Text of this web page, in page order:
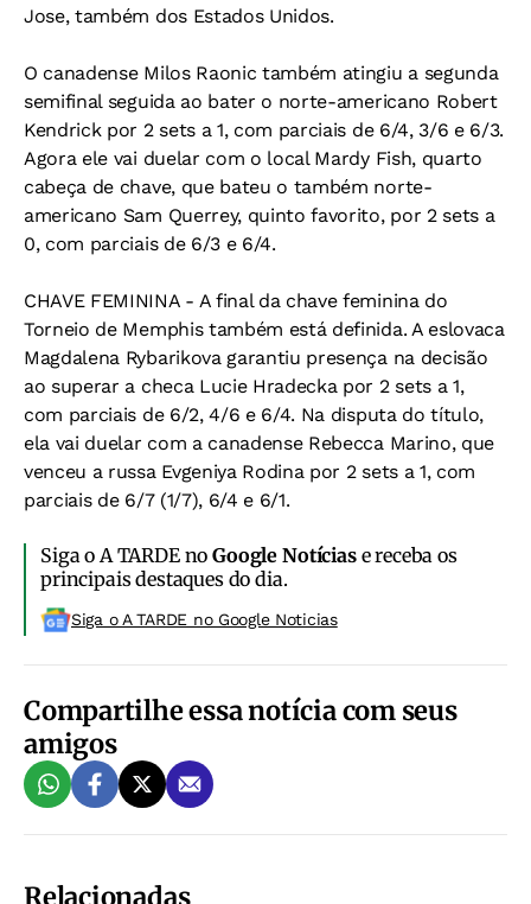
Jose, também dos Estados Unidos.
O canadense Milos Raonic também atingiu a segunda
semifinal seguida ao bater o norte-americano Robert
Kendrick por 2 sets a 1, com parciais de 6/4, 3/6 e 6/3.
Agora ele vai duelar com o local Mardy Fish, quarto
cabeça de chave, que bateu o também norte-
americano Sam Querrey, quinto favorito, por 2 sets a
0, com parciais de 6/3 e 6/4.
CHAVE FEMININA - A final da chave feminina do
Torneio de Memphis também está definida. A eslovaca
Magdalena Rybarikova garantiu presença na decisão
ao superar a checa Lucie Hradecka por 2 sets a 1,
com parciais de 6/2, 4/6 e 6/4. Na disputa do título,
ela vai duelar com a canadense Rebecca Marino, que
venceu a russa Evgeniya Rodina por 2 sets a 1, com
parciais de 6/7 (1/7), 6/4 e 6/1.
Siga o A TARDE noGoogle Notíciase receba os
principais destaques do dia.
Siga o A TARDE no Google Noticias
Compartilhe essa notícia com seus
amigos
Relacionadas